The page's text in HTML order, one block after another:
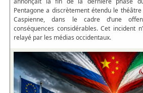
Pentagone a discrètement étendu le
Caspienne, dans le cadre d’une
conséquences considérables. Cet incident
relayé par les médias occidentaux.